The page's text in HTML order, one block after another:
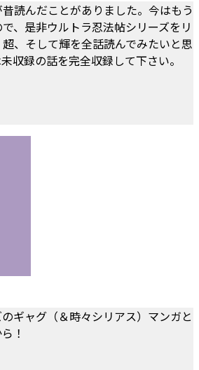
読んだことがありました。今はもう
、是非ウルトラ忍法帖シリーズをリ
、そして輝を全話読んでみたいと思
収録の話を完全収録して下さい。
ギャグ（＆時々シリアス）マンガと
！